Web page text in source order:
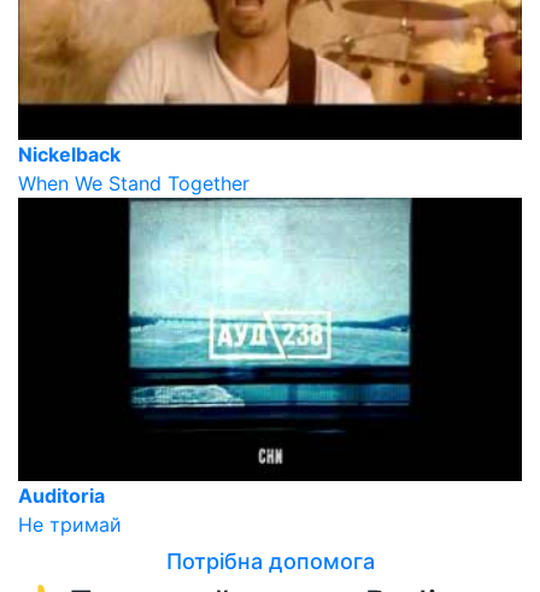
Nickelback
When We Stand Together
Auditoria
Не тримай
Потрібна допомога